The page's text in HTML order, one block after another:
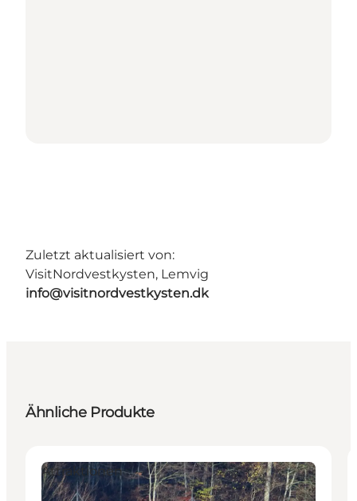
Zuletzt aktualisiert von:
VisitNordvestkysten, Lemvig
info@visitnordvestkysten.dk
Ähnliche Produkte
Attraktionen